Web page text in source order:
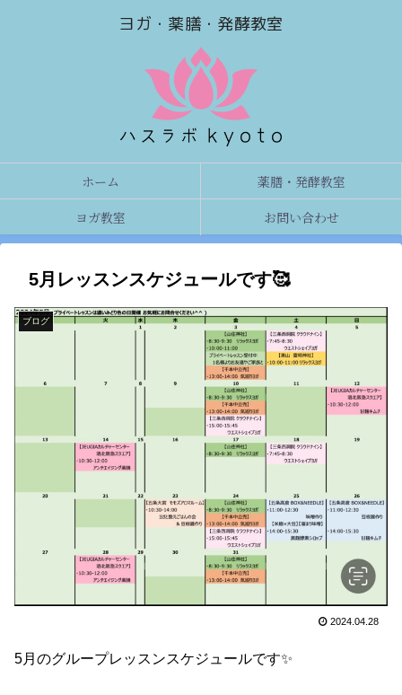
ヨガ・薬膳・発酵教室
ホーム
薬膳・発酵教室
ヨガ教室
お問い合わせ
5月レッスンスケジュールです🥰
ブログ
2024.04.28
5月のグループレッスンスケジュールです✨